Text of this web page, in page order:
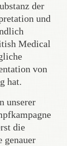
der
und
Medical
von
hat.
unserer
die
genauer